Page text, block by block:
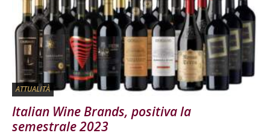
ATTUALITÀ
Italian Wine Brands, positiva la
semestrale 2023